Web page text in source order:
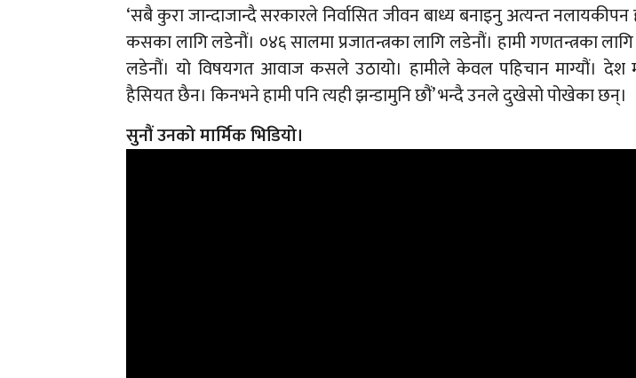
‘सबै कुरा जान्दाजान्दै सरकारले निर्वासित जीवन बाध्य बनाइनु अत्यन्त नलायकीपन
कसका लागि लडेनौं। ०४६ सालमा प्रजातन्त्रका लागि लडेनौं। हामी गणतन्त्रका
लडेनौं। यो विषयगत आवाज कसले उठायो। हामीले केवल पहिचान माग्यौं। देश
हैसियत छैन। किनभने हामी पनि त्यही झन्डामुनि छौं’ भन्दै उनले दुखेसो पोखेका छन्।
सुनौं उनको मार्मिक भिडियो।